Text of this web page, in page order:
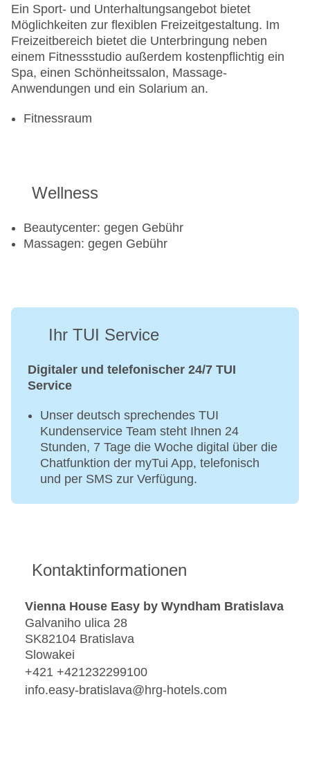
Ein Sport- und Unterhaltungsangebot bietet
Möglichkeiten zur flexiblen Freizeitgestaltung. Im
Freizeitbereich bietet die Unterbringung neben
einem Fitnessstudio außerdem kostenpflichtig ein
Spa, einen Schönheitssalon, Massage-
Anwendungen und ein Solarium an.
Fitnessraum
Wellness
Beautycenter: gegen Gebühr
Massagen: gegen Gebühr
Ihr TUI Service
Digitaler und telefonischer 24/7 TUI
Service
Unser deutsch sprechendes TUI
Kundenservice Team steht Ihnen 24
Stunden, 7 Tage die Woche digital über die
Chatfunktion der myTui App, telefonisch
und per SMS zur Verfügung.
Kontaktinformationen
Vienna House Easy by Wyndham Bratislava
Galvaniho ulica 28
SK82104 Bratislava
Slowakei
+421 +421232299100
info.easy-bratislava@hrg-hotels.com